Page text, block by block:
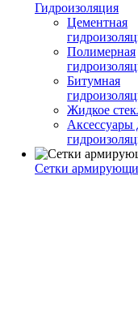
Гидроизоляция
Цементная
Полимерная
Битумная
Жидкое
Аксессуары
Сетки